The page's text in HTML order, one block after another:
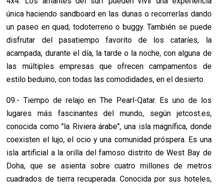
única haciendo sandboard en las dunas o recorrerlas dando
un paseo en quad, todoterreno o buggy. También se puede
disfrutar del pasatiempo favorito de los cataríes, la
acampada, durante el día, la tarde o la noche, con alguna de
las múltiples empresas que ofrecen campamentos de
estilo beduino, con todas las comodidades, en el desierto.
09.- Tiempo de relajo en The Pearl-Qatar. Es uno de los
lugares más fascinantes del mundo, según jetcost.es,
conocida como "la Riviera árabe", una isla magnífica, donde
coexisten el lujo, el ocio y una comunidad próspera. Es una
isla artificial a la orilla del famoso distrito de West Bay de
Doha, que se asienta sobre cuatro millones de metros
cuadrados de tierra recuperada. Conocida por sus hoteles,